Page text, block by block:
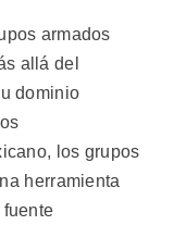
armados
allá del
dominio
los grupos
herramienta